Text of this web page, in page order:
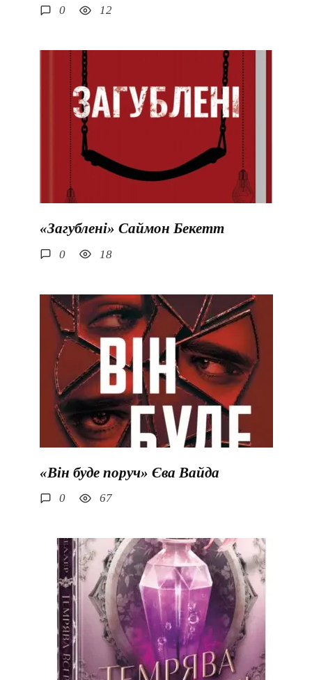
0 12
«Загублені» Саймон Бекетт
0 18
«Він буде поруч» Єва Вайда
0 67